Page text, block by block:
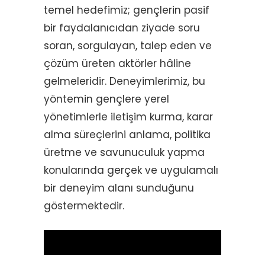
temel hedefimiz; gençlerin pasif
bir faydalanıcıdan ziyade soru
soran, sorgulayan, talep eden ve
çözüm üreten aktörler hâline
gelmeleridir. Deneyimlerimiz, bu
yöntemin gençlere yerel
yönetimlerle iletişim kurma, karar
alma süreçlerini anlama, politika
üretme ve savunuculuk yapma
konularında gerçek ve uygulamalı
bir deneyim alanı sunduğunu
göstermektedir.